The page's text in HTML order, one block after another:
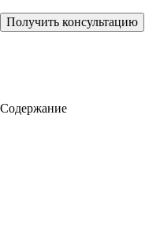
Получить консультацию
Содержание